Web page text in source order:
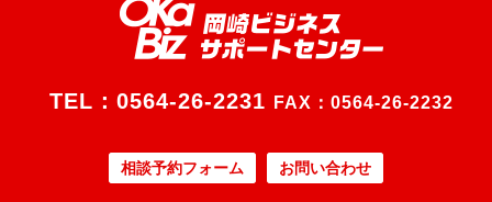
TEL： 0564-26-2231 FAX：0564-26-2232
相談予約フォーム お問い合わせ